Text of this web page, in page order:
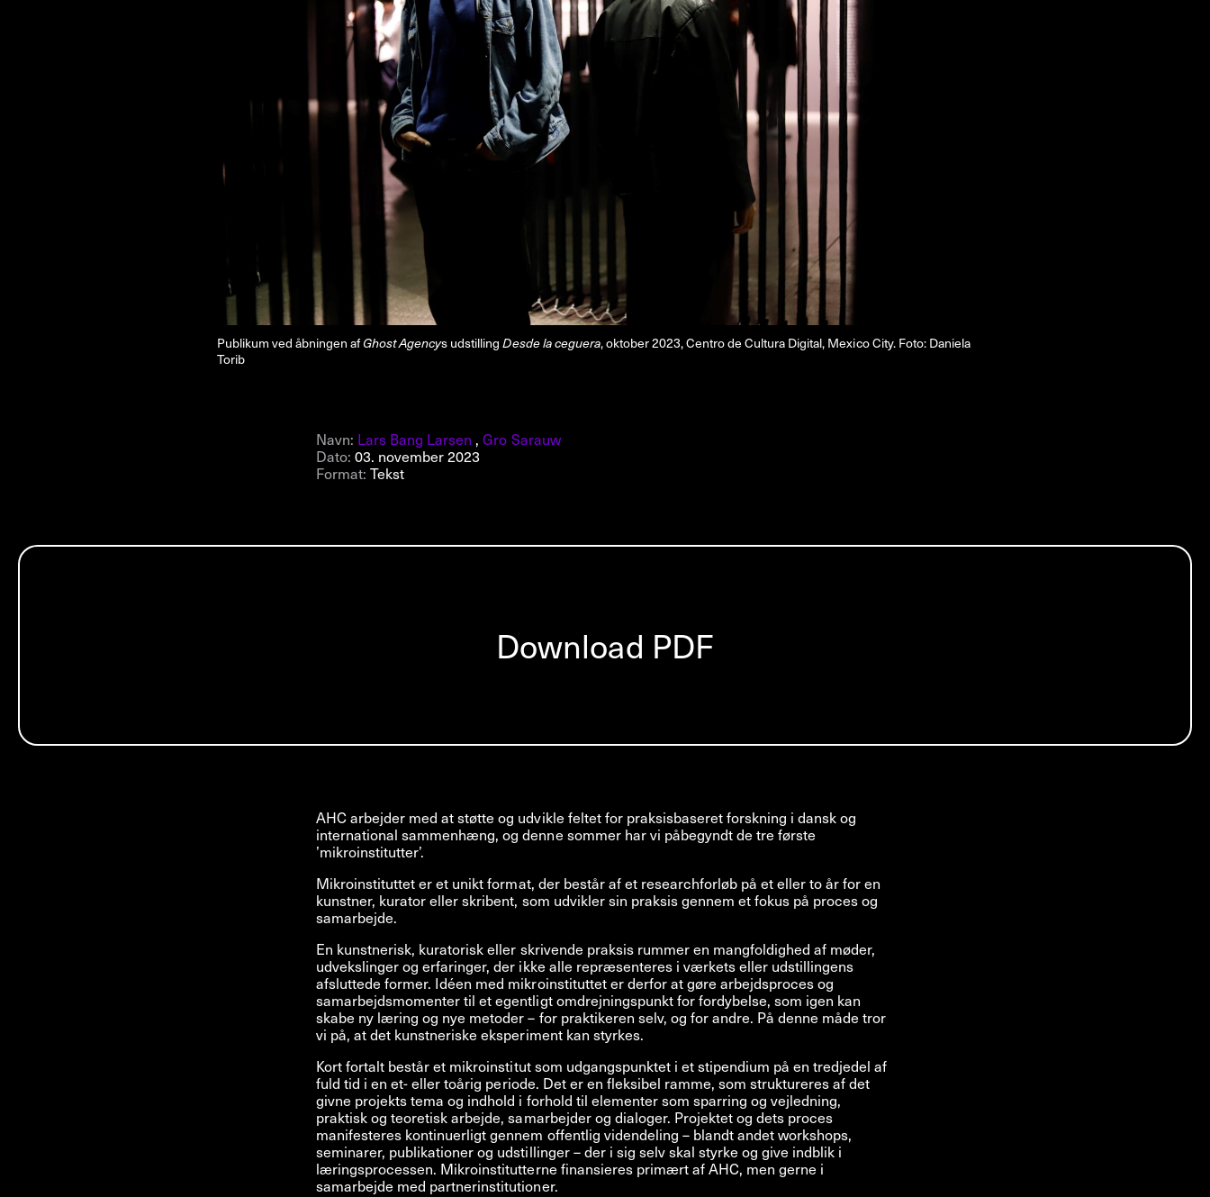
Om AHC
INFO@ARTHUBCOPENHAGEN.DK INSTAGRAM FACEBOOK
Publikum ved åbningen afGhost Agencys udstillingDesde la ceguera, oktober 2023, Centro de Cultura Digital, Mexico City. Foto: Daniela
Torib
Navn: Lars Bang Larsen ,Gro Sarauw
Dato:03. november 2023
Format:Tekst
Download PDF
AHC arbejder med at støtte og udvikle feltet for praksisbaseret forskning i dansk og
international sammenhæng, og denne sommer har vi påbegyndt de tre første
’mikroinstitutter’.
Mikroinstituttet er et unikt format, der består af et researchforløb på et eller to år for en
kunstner, kurator eller skribent, som udvikler sin praksis gennem et fokus på proces og
samarbejde.
En kunstnerisk, kuratorisk eller skrivende praksis rummer en mangfoldighed af møder,
udvekslinger og erfaringer, der ikke alle repræsenteres i værkets eller udstillingens
afsluttede former. Idéen med mikroinstituttet er derfor at gøre arbejdsproces og
samarbejdsmomenter til et egentligt omdrejningspunkt for fordybelse, som igen kan
skabe ny læring og nye metoder – for praktikeren selv, og for andre. På denne måde tror
vi på, at det kunstneriske eksperiment kan styrkes.
Kort fortalt består et mikroinstitut som udgangspunktet i et stipendium på en tredjedel af
fuld tid i en et- eller toårig periode. Det er en fleksibel ramme, som struktureres af det
givne projekts tema og indhold i forhold til elementer som sparring og vejledning,
praktisk og teoretisk arbejde, samarbejder og dialoger. Projektet og dets proces
manifesteres kontinuerligt gennem offentlig videndeling – blandt andet workshops,
seminarer, publikationer og udstillinger – der i sig selv skal styrke og give indblik i
læringsprocessen. Mikroinstitutterne finansieres primært af AHC, men gerne i
samarbejde med partnerinstitutioner.